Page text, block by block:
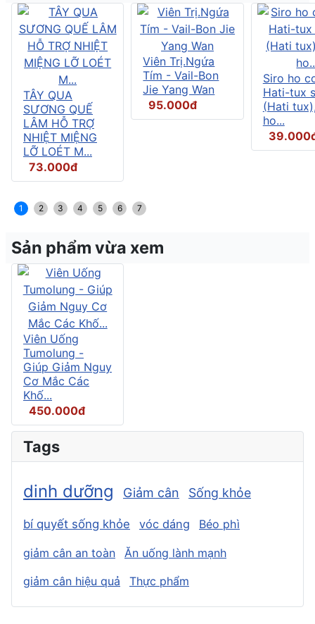
TÂY QUA
SƯƠNG QUẾ
LÂM HỖ TRỢ
NHIỆT MIỆNG
LỠ LOÉT M...
73.000đ
Viên Trị.Ngứa
Tím - Vail-Bon
Jie Yang Wan
95.000đ
Siro ho
Hati-tux
(Hati
ho...
1 2 3 4 5 6 7
Sản phẩm vừa xem
Viên Uống
Tumolung -
Giúp Giảm Nguy
Cơ Mắc Các
Khố...
450.000đ
Tags
dinh dưỡng Giảm cân Sống khỏe
bí quyết sống khỏe vóc dáng Béo phì
giảm cân an toàn
Ăn uống lành mạnh
giảm cân hiệu quả
Thực phẩm